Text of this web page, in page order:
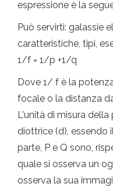
espressione è la
Può servirti: galassie
caratteristiche, tipi,
1/f = 1/p +1/q
Dove 1/ f è la
focale o la distanza
L'unità di misura
diottrice (d), essendo
parte, P e Q sono,
quale si osserva un
osserva la sua